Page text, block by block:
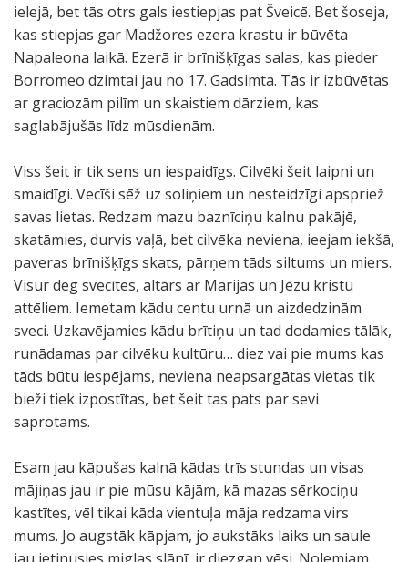
ielejā, bet tās otrs gals iestiepjas pat Šveicē. Bet šoseja,
kas stiepjas gar Madžores ezera krastu ir būvēta
Napaleona laikā. Ezerā ir brīnišķīgas salas, kas pieder
Borromeo dzimtai jau no 17. Gadsimta. Tās ir izbūvētas
ar graciozām pilīm un skaistiem dārziem, kas
saglabājušās līdz mūsdienām.
Viss šeit ir tik sens un iespaidīgs. Cilvēki šeit laipni un
smaidīgi. Vecīši sēž uz soliņiem un nesteidzīgi apspriež
savas lietas. Redzam mazu baznīciņu kalnu pakājē,
skatāmies, durvis vaļā, bet cilvēka neviena, ieejam iekšā,
paveras brīnišķīgs skats, pārņem tāds siltums un miers.
Visur deg svecītes, altārs ar Marijas un Jēzu kristu
attēliem. Iemetam kādu centu urnā un aizdedzinām
sveci. Uzkavējamies kādu brītiņu un tad dodamies tālāk,
runādamas par cilvēku kultūru… diez vai pie mums kas
tāds būtu iespējams, neviena neapsargātas vietas tik
bieži tiek izpostītas, bet šeit tas pats par sevi
saprotams.
Esam jau kāpušas kalnā kādas trīs stundas un visas
mājiņas jau ir pie mūsu kājām, kā mazas sērkociņu
kastītes, vēl tikai kāda vientuļa māja redzama virs
mums. Jo augstāk kāpjam, jo aukstāks laiks un saule